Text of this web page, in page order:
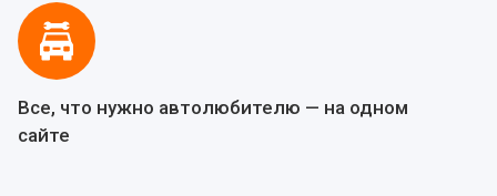
Все, что нужно автолюбителю — на одном
сайте